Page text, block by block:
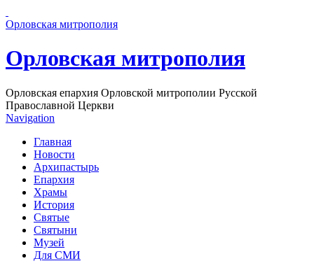
Орловская митрополия
Орловская митрополия
Орловская епархия Орловской митрополии Русской
Православной Церкви
Navigation
Главная
Новости
Архипастырь
Епархия
Храмы
История
Святые
Святыни
Музей
Для СМИ